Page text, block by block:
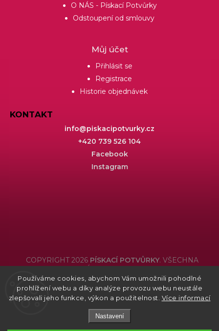
Používáme cookies, abychom Vám umožnili pohodlné
prohlížení webu a díky analýze provozu webu neustále
zlepšovali jeho funkce, výkon a použitelnost. Více informací
Nastavení
O NÁS - Pískací Potvůrky
Odstoupení od smlouvy
Můj účet
Přihlásit se
Registrace
Historie objednávek
KONTAKT
info@piskacipotvurky.cz
+420 739 526 104
Facebook
Instagram
COPYRIGHT 2026 PÍSKACÍ POTVŮRKY. VŠECHNA
PRÁVA VYHRAZENA.
Grafický návrh vytvořil a nakódoval Shoptak.cz